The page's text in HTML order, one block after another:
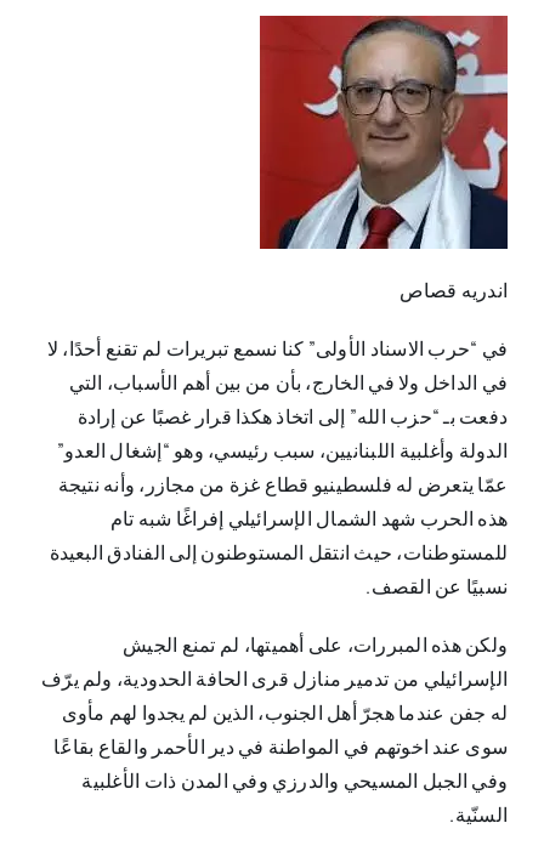
اندريه قصاص
في “حرب الاسناد الأولى” كنا نسمع تبريرات لم تقنع أحدًا، لا
في الداخل ولا في الخارج، بأن من بين أهم الأسباب، التي
دفعت بـ “حزب الله” إلى اتخاذ هكذا قرار غصبًا عن إرادة
الدولة وأغلبية اللبنانيين، سبب رئيسي، وهو “إشغال العدو”
عمّا يتعرض له فلسطينيو قطاع غزة من مجازر، وأنه نتيجة
هذه الحرب شهد الشمال الإسرائيلي إفراغًا شبه تام
للمستوطنات، حيث انتقل المستوطنون إلى الفنادق البعيدة
نسبيًا عن القصف.
ولكن هذه المبررات، على أهميتها، لم تمنع الجيش
الإسرائيلي من تدمير منازل قرى الحافة الحدودية، ولم يرّف
له جفن عندما هجرّ أهل الجنوب، الذين لم يجدوا لهم مأوى
سوى عند اخوتهم في المواطنة في دير الأحمر والقاع بقاعًا
وفي الجبل المسيحي والدرزي وفي المدن ذات الأغلبية
السنّية.